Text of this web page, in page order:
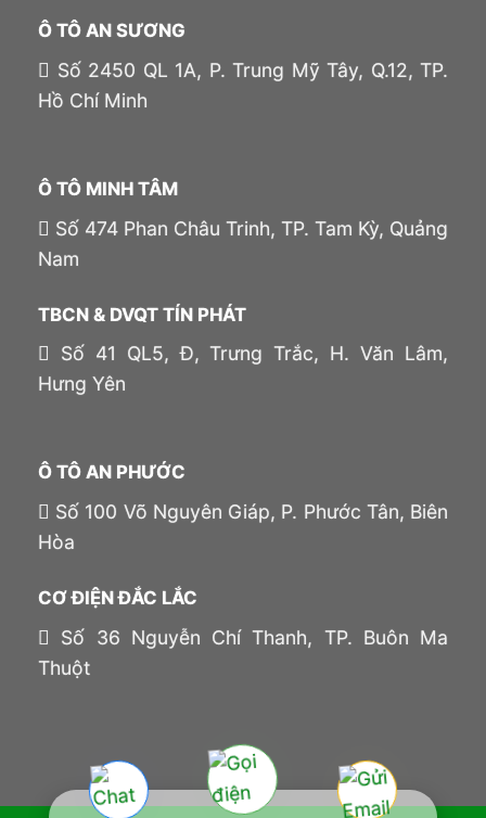
Ô TÔ AN SƯƠNG
Số 2450 QL 1A, P. Trung Mỹ Tây, Q.12, TP.
Hồ Chí Minh
Ô TÔ MINH TÂM
Số 474 Phan Châu Trinh, TP. Tam Kỳ, Quảng
Nam
TBCN & DVQT TÍN PHÁT
Số 41 QL5, Đ, Trưng Trắc, H. Văn Lâm,
Hưng Yên
Ô TÔ AN PHƯỚC
Số 100 Võ Nguyên Giáp, P. Phước Tân, Biên
Hòa
CƠ ĐIỆN ĐẮC LẮC
Số 36 Nguyễn Chí Thanh, TP. Buôn Ma
Thuột